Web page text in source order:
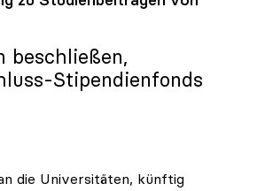
beschließen,
Stipendienfonds
die Universitäten, künftig